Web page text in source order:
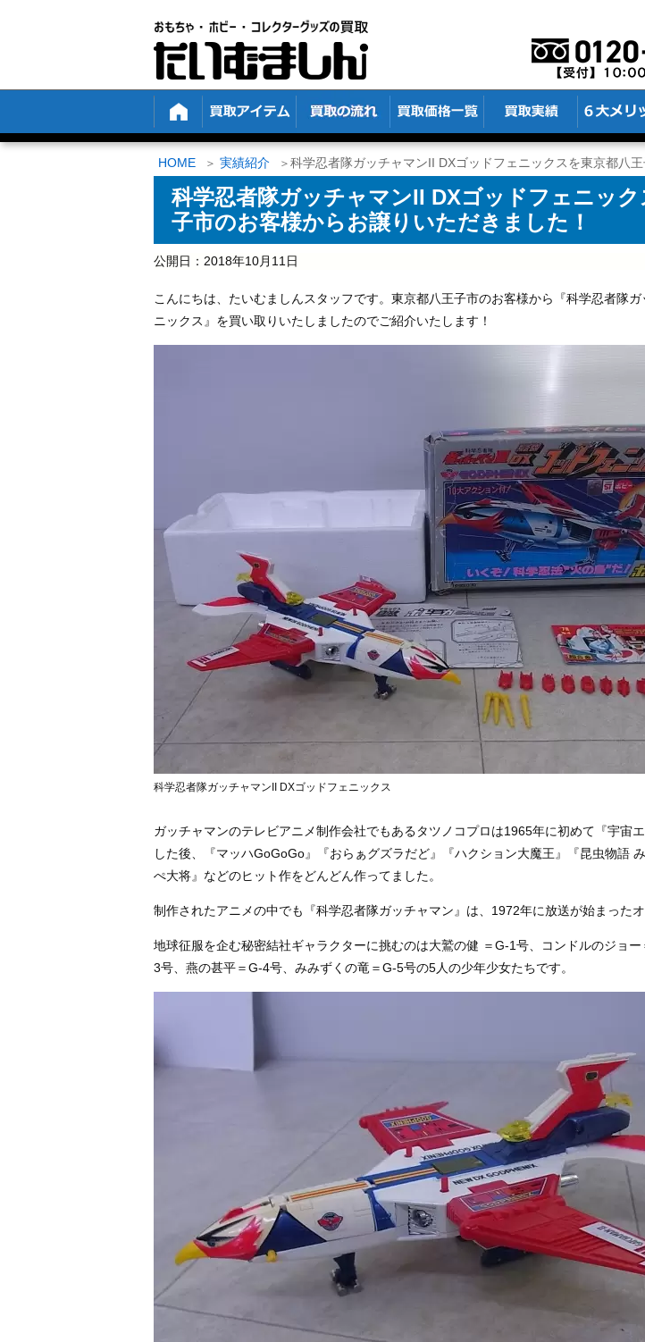
HOME 実績紹介 科学忍者隊ガッチャマンII DXゴッドフェニックスを東京都八
科学忍者隊ガッチャマンII DXゴッドフェニッ
子市のお客様からお譲りいただきました！
公開日： 2018年10月11日
こんにちは、たいむましんスタッフです。東京都八王子市のお客様から『科学忍者隊
ニックス』を買い取りいたしましたのでご紹介いたします！
科学忍者隊ガッチャマンII DXゴッドフェニックス
ガッチャマンのテレビアニメ制作会社でもあるタツノコプロは1965年に初めて『宇宙
した後、『マッハGoGoGo』『おらぁグズラだど』『ハクション大魔王』『昆虫物語
ぺ大将』などのヒット作をどんどん作ってました。
制作されたアニメの中でも『科学忍者隊ガッチャマン』は、1972年に放送が始まったオ
地球征服を企む秘密結社ギャラクターに挑むのは大鷲の健 ＝G-1号、コンドルのジョ
3号、燕の甚平＝G-4号、みみずくの竜＝G-5号の5人の少年少女たちです。